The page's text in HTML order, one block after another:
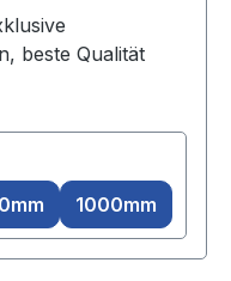
beste Qualität
1000mm